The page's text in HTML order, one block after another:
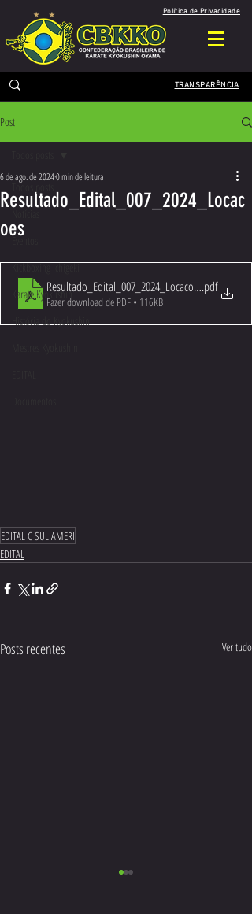
Política de Privacidade
TRANSPARÊNCIA
Post
Todos posts
Eventos
Kickboxing Ichigeki
Karate Kyokushin
História do Kyokushin
Resultado_Edital_007_2024_Locac
oes
6 de ago. de 20240 min de leitura
Resultado_Edital_007_2024_Locacoes.pdf
Fazer download de PDF • 116KB
EDITAL C SUL AMERI
EDITAL
Posts recentes Ver tudo